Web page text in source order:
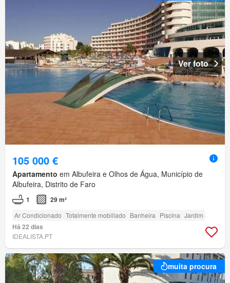
Ver foto
105 000 €
Apartamento em Albufeira e Olhos de Água, Município de
Albufeira, Distrito de Faro
1 29 m²
Ar Condicionado Totalmente mobiliado Banheira Piscina Jardim
Há 22 dias
IDEALISTA.PT
muita procura